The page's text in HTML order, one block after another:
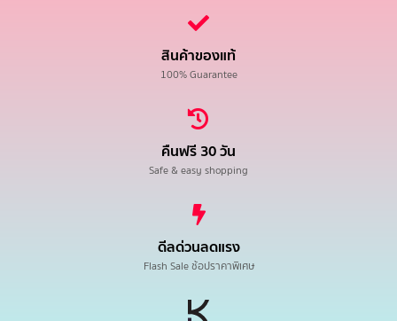
สินค้าของแท้
100% Guarantee
คืนฟรี 30 วัน
Safe & easy shopping
ดีลด่วนลดแรง
Flash Sale ช้อปราคาพิเศษ